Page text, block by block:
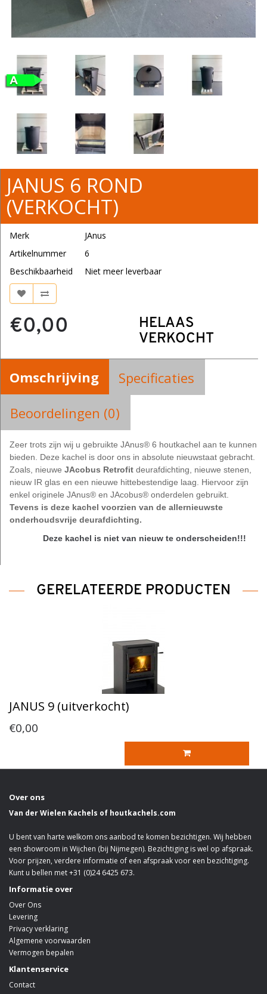
JANUS 6 ROND
(VERKOCHT)
Merk
JAnus
Artikelnummer
6
Beschikbaarheid
Niet meer leverbaar
€0,00
HELAAS
VERKOCHT
Omschrijving
Specificaties
Beoordelingen (0)
Zeer trots zijn wij u gebruikte JAnus® 6 houtkachel aan te kunnen
bieden. Deze kachel is door ons in absolute nieuwstaat gebracht.
Zoals, nieuwe JAcobus Retrofit deurafdichting, nieuwe stenen,
nieuw IR glas en een nieuwe hittebestendige laag. Hiervoor zijn
enkel originele JAnus® en JAcobus® onderdelen gebruikt.
Tevens is deze kachel voorzien van de allernieuwste
onderhoudsvrije deurafdichting.
Deze kachel is niet van nieuw te onderscheiden!!!
GERELATEERDE PRODUCTEN
JANUS 9 (uitverkocht)
€0,00
Over ons
Van der Wielen Kachels of houtkachels.com
U bent van harte welkom ons aanbod te komen bezichtigen. Wij hebben
een showroom in Wijchen (bij Nijmegen). Bezichtiging is wel op afspraak.
Voor prijzen, verdere informatie of een afspraak voor een bezichtiging.
Kunt u bellen met +31 (0)24 6425 673.
Informatie over
Over Ons
Levering
Privacy verklaring
Algemene voorwaarden
Vermogen bepalen
Klantenservice
Contact